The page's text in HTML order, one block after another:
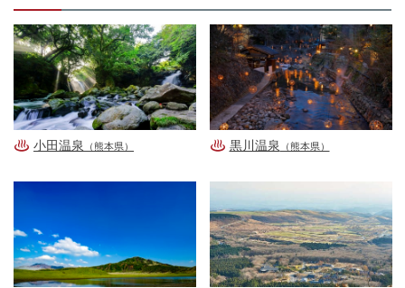
小田温泉 （熊本県） 黒川温泉 （熊本県）